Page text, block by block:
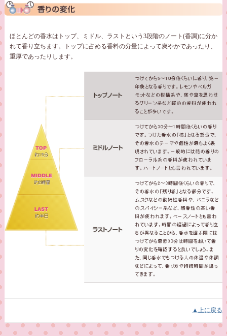
ほとんどの香水はトップ、ミドル、ラストという3段階のノート(香調)に分か
れて香り立ちます。トップに占める香料の分量によって爽やかであったり、
重厚であったりします。
▲上に戻る